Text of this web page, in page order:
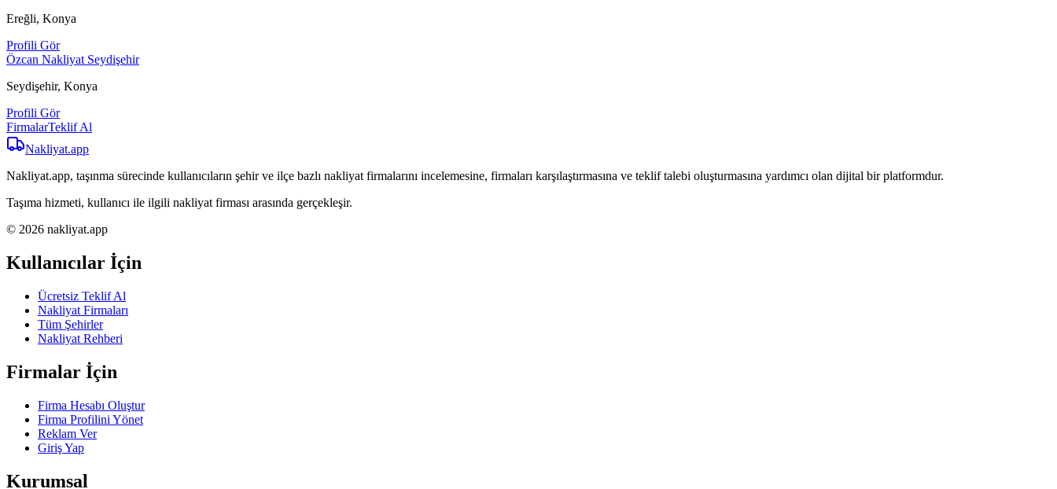
Ereğli, Konya
Profili Gör
Özcan Nakliyat Seydişehir
Seydişehir, Konya
Profili Gör
FirmalarTeklif Al
Nakliyat.app
Nakliyat.app, taşınma sürecinde kullanıcıların şehir ve ilçe bazlı nakliyat firmalarını incelemesine, firmaları karşılaştırmasına ve teklif talebi oluşturmasına yardımcı olan dijital bir platformdur.
Taşıma hizmeti, kullanıcı ile ilgili nakliyat firması arasında gerçekleşir.
© 2026 nakliyat.app
Kullanıcılar İçin
Ücretsiz Teklif Al
Nakliyat Firmaları
Tüm Şehirler
Nakliyat Rehberi
Firmalar İçin
Firma Hesabı Oluştur
Firma Profilini Yönet
Reklam Ver
Giriş Yap
Kurumsal